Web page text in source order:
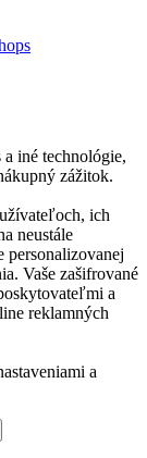
iné technológie,
zážitok.
ich
neustále
personalizovanej
Vaše zašifrované
a
reklamných
a